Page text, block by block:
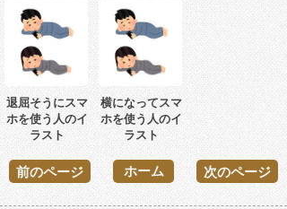
退屈そうにスマ
ホを使う人のイ
ラスト
横になってスマ
ホを使う人のイ
ラスト
前のページ 次のページ
ホーム